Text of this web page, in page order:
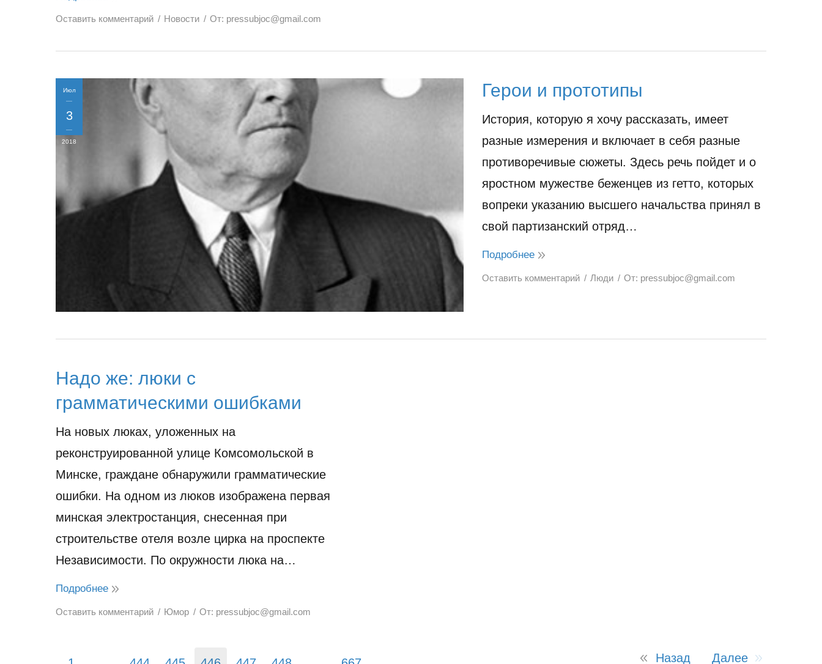
Оставить комментарий Новости От: pressubjoc@gmail.com
Июл
3
2018
Герои и прототипы
История, которую я хочу рассказать, имеет
разные измерения и включает в себя разные
противоречивые сюжеты. Здесь речь пойдет и о
яростном мужестве беженцев из гетто, которых
вопреки указанию высшего начальства принял в
свой партизанский отряд…
Подробнее
Оставить комментарий Люди От: pressubjoc@gmail.com
Надо же: люки с
грамматическими ошибками
На новых люках, уложенных на
реконструированной улице Комсомольской в
Минске, граждане обнаружили грамматические
ошибки. На одном из люков изображена первая
минская электростанция, снесенная при
строительстве отеля возле цирка на проспекте
Независимости. По окружности люка на…
Подробнее
Оставить комментарий Юмор От: pressubjoc@gmail.com
Назад Далее